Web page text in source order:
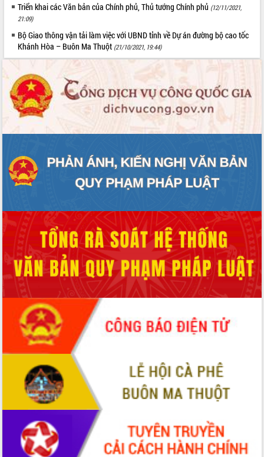
Thường trực HĐND tỉnh Đắk Lắk gặp
mặt Đoàn chuyên gia y tế TP. Hồ Chí
Minh
Lễ truy điệu và an táng hài cốt liệt sĩ
tại Nghĩa trang Liệt sĩ xã Sơn Hòa
Bàn giải pháp tháo gỡ khó khăn trong
xuất khẩu sầu riêng và triển khai quy
định EUDR
Thứ trưởng Bộ Nông nghiệp và Môi
trường Nguyễn Hoàng Hiệp khảo sát
Trình diễn nghệ thuật chế biến các
món ăn từ sầu riêng
Đắk Lắk công bố Quy hoạch và xúc
Ngành cá ngừ Đắk Lắk chủ động thích
ứng để giữ vững thị trường xuất khẩu
Diễn đàn Kinh tế tư nhân Việt Nam đột
phá cơ chế - Hợp tác công tư
Đề án 06 tạo bước ngoặt đột phá trong
cải cách hành chính tỉnh Đắk Lắk
Kết nối tour, đẩy mạnh chuyển đổi số
để phát triển du lịch Đắk Lắk
Khởi động Dự án Đầu tư xây dựng hạ
tầng kỹ thuật Cụm công nghiệp Tân
Gặp mặt các cơ quan báo chí nhân Kỷ
niệm 101 năm Ngày Báo chí Cách
mạng Việt Nam
Đắk Lắk sơ kết 4 năm triển khai thực
hiện Đề án 06 của Chính phủ
Họp báo thông tin về Hội nghị Công bố
Quy hoạch và Xúc tiến đầu tư tỉnh Đắk
Lắk
THỐNG KÊ TRUY CẬP
Hôm nay: 30166
Tất cả: 66042906
Triển khai các Văn bản của Chính phủ, Thủ tướng Chính phủ (12/11/2021,
21:09)
Bộ Giao thông vận tải làm việc với UBND tỉnh về Dự án đường bộ cao tốc
Khánh Hòa – Buôn Ma Thuột (21/10/2021, 19:44)